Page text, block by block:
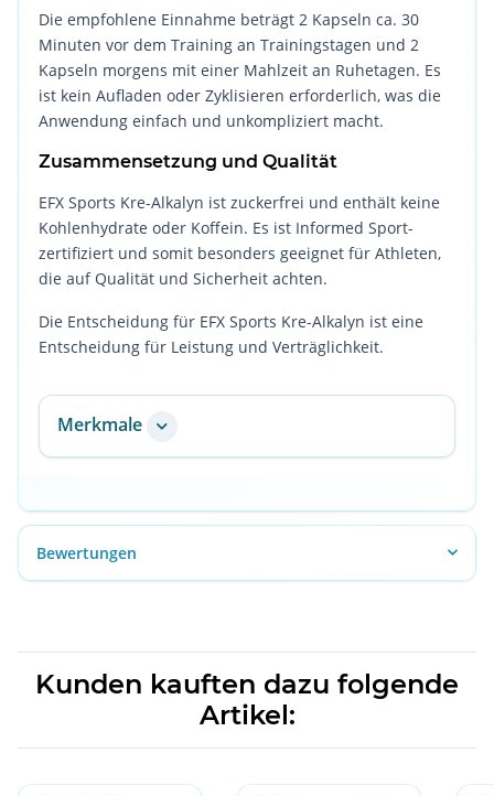
Die empfohlene Einnahme beträgt 2 Kapseln ca. 30
Minuten vor dem Training an Trainingstagen und 2
Kapseln morgens mit einer Mahlzeit an Ruhetagen. Es
ist kein Aufladen oder Zyklisieren erforderlich, was die
Anwendung einfach und unkompliziert macht.
Zusammensetzung und Qualität
EFX Sports Kre-Alkalyn ist zuckerfrei und enthält keine
Kohlenhydrate oder Koffein. Es ist Informed Sport-
zertifiziert und somit besonders geeignet für Athleten,
die auf Qualität und Sicherheit achten.
Die Entscheidung für EFX Sports Kre-Alkalyn ist eine
Entscheidung für Leistung und Verträglichkeit.
Merkmale
Bewertungen
Kunden kauften dazu folgende
Artikel: